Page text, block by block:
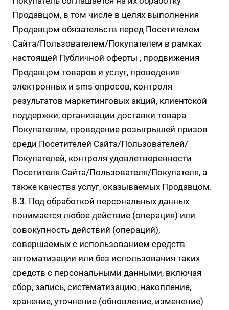
Продавцом, в том числе в целях выполнения
Продавцом обязательств перед Посетителем
Сайта/Пользователем/Покупателем в рамках
настоящей Публичной оферты , продвижения
Продавцом товаров и услуг, проведения
электронных и sms опросов, контроля
результатов маркетинговых акций, клиентской
поддержки, организации доставки товара
Покупателям, проведение розыгрышей призов
среди Посетителей Сайта/Пользователей/
Покупателей, контроля удовлетворенности
Посетителя Сайта/Пользователя/Покупателя, а
также качества услуг, оказываемых Продавцом.
8.3. Под обработкой персональных данных
понимается любое действие (операция) или
совокупность действий (операций),
совершаемых с использованием средств
автоматизации или без использования таких
средств с персональными данными, включая
сбор, запись, систематизацию, накопление,
хранение, уточнение (обновление, изменение)